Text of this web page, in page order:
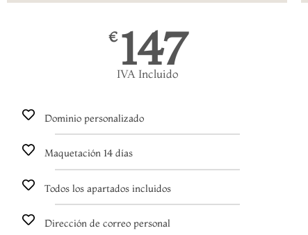
€ 147
IVA Incluido
Dominio personalizado
Maquetación 14 días
Todos los apartados incluidos
Dirección de correo personal